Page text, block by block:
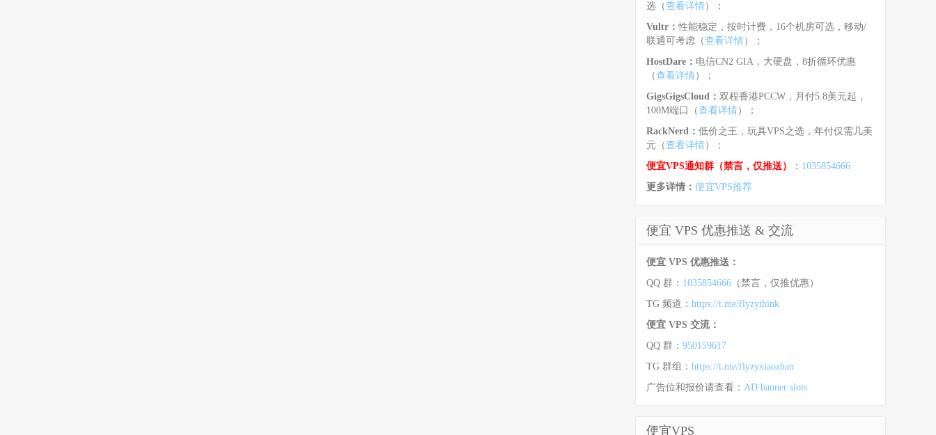
选（查看详情）；
Vultr：性能稳定，按时计费，16个机房可选，移动/
联通可考虑（查看详情）；
HostDare： 电信CN2 GIA，大硬盘，8折循环优惠
（查看详情）；
GigsGigsCloud： 双程香港PCCW，月付5.8美元起，
100M端口（查看详情）；
RackNerd： 低价之王，玩具VPS之选，年付仅需几美
元（查看详情）；
便宜VPS通知群（禁言，仅推送）
： 1035854666
更多详情： 便宜VPS推荐
便宜 VPS 优惠推送 & 交流
便宜 VPS 优惠推送：
QQ 群： 1035854666 （禁言，仅推优惠）
TG 频道： https://t.me/flyzythink
便宜 VPS 交流：
QQ 群： 950159617
TG 群组： https://t.me/flyzyxiaozhan
广告位和报价请查看： AD banner slots
便宜VPS